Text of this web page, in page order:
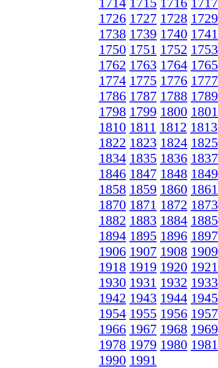
1726 1727 1728 1729
1738 1739 1740 1741
1750 1751 1752 1753
1762 1763 1764 1765
1774 1775 1776 1777
1786 1787 1788 1789
1798 1799 1800 1801
1810 1811 1812 1813
1822 1823 1824 1825
1834 1835 1836 1837
1846 1847 1848 1849
1858 1859 1860 1861
1870 1871 1872 1873
1882 1883 1884 1885
1894 1895 1896 1897
1906 1907 1908 1909
1918 1919 1920 1921
1930 1931 1932 1933
1942 1943 1944 1945
1954 1955 1956 1957
1966 1967 1968 1969
1978 1979 1980 1981
1990 1991